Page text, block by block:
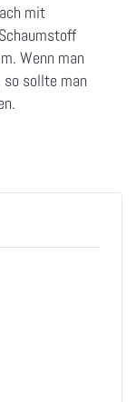
mit
Wenn man
sollte man